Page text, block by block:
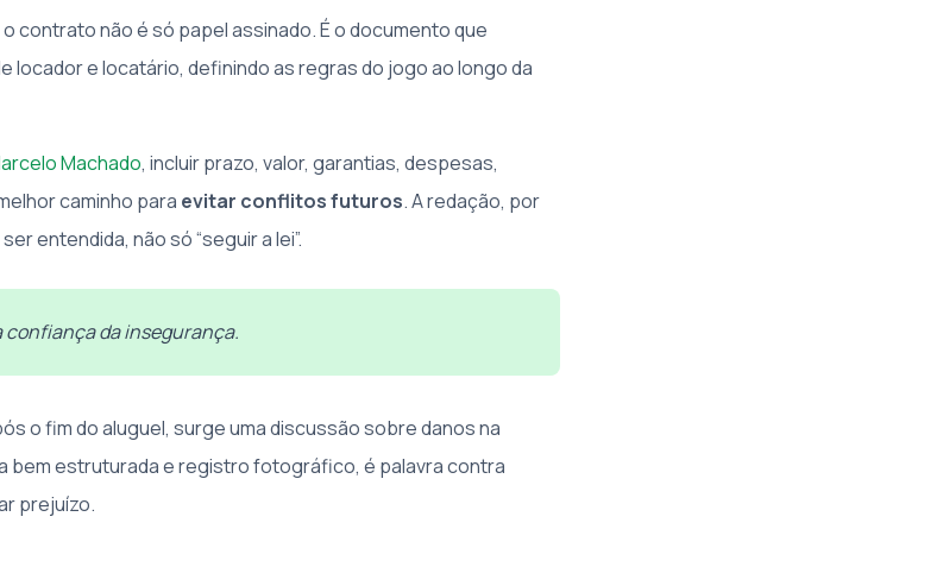
contrato não é só papel assinado. É o documento que
locador e locatário, definindo as regras do jogo ao longo da
Machado, incluir prazo, valor, garantias, despesas,
caminho para evitar conflitos futuros. A redação, por
entendida, não só “seguir a lei”.
confiança da insegurança.
o fim do aluguel, surge uma discussão sobre danos na
bem estruturada e registro fotográfico, é palavra contra
prejuízo.